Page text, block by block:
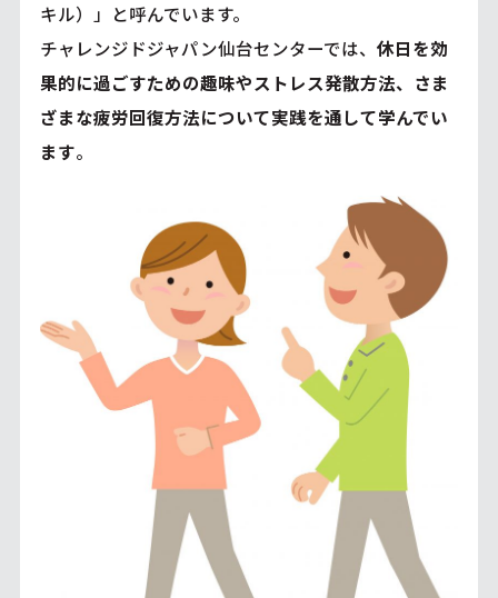
キル）」と呼んでいます。
チャレンジドジャパン仙台センターでは、 休日を効
果的に過ごすための趣味やストレス発散方法、さま
ざまな疲労回復方法について実践を通して学んでい
ます。